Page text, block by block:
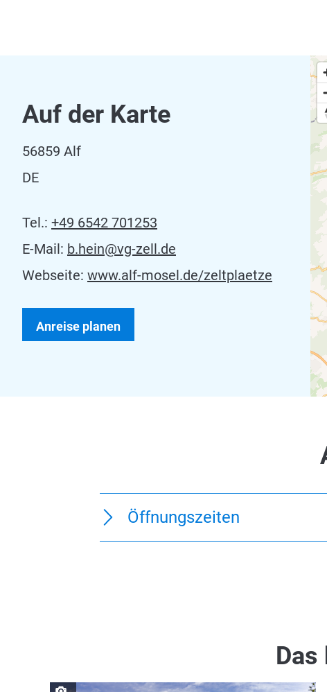
Auf der Karte
56859 Alf
DE
Tel.: +49 6542 701253
E-Mail: b.hein@vg-zell.de
Webseite: www.alf-mosel.de/zeltplaetze
Anreise planen
Öffnungszeiten